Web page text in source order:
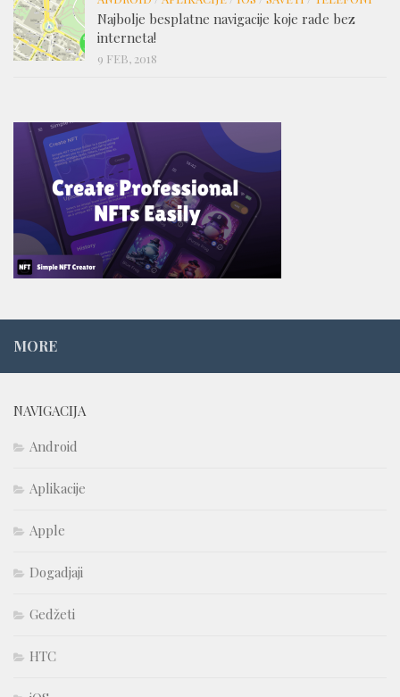
Najbolje besplatne navigacije koje rade bez
interneta!
9 FEB, 2018
MORE
NAVIGACIJA
Android
Aplikacije
Apple
Dogadjaji
Gedžeti
HTC